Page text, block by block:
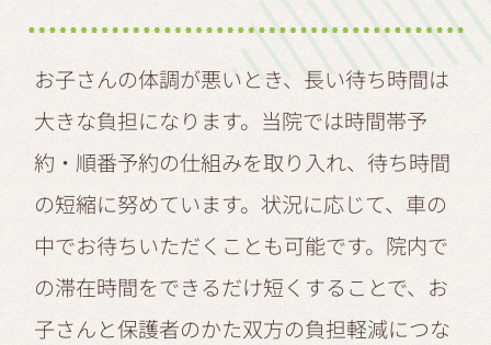
お子さんの体調が悪いとき、長い待ち時間は
大きな負担になります。当院では時間帯予
約・順番予約の仕組みを取り入れ、待ち時間
の短縮に努めています。状況に応じて、車の
中でお待ちいただくことも可能です。院内で
の滞在時間をできるだけ短くすることで、お
子さんと保護者のかた双方の負担軽減につな